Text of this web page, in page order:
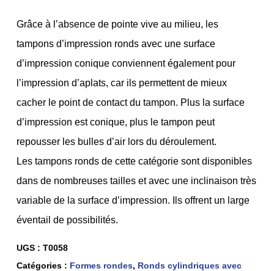
Grâce à l’absence de pointe vive au milieu, les
tampons d’impression ronds avec une surface
d’impression conique conviennent également pour
l’impression d’aplats, car ils permettent de mieux
cacher le point de contact du tampon. Plus la surface
d’impression est conique, plus le tampon peut
repousser les bulles d’air lors du déroulement.
Les tampons ronds de cette catégorie sont disponibles
dans de nombreuses tailles et avec une inclinaison très
variable de la surface d’impression. Ils offrent un large
éventail de possibilités.
UGS : T0058
Catégories : Formes rondes, Ronds cylindriques avec